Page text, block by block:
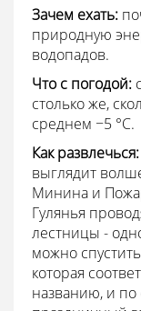
Зачем ехать:
природную
водопадов.
Что с погодой:
столько же,
среднем −5 °С.
Как развлечься:
выглядит
Минина и
Гулянья
лестницы -
можно
которая
названию, и по